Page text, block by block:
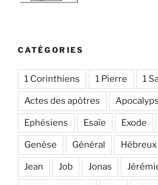
CATÉGORIES
1 Corinthiens 1 Pierre 1
Actes des apôtres
Ephésiens Esaïe Exode
Genèse Général Hébreux
Jean Job Jonas